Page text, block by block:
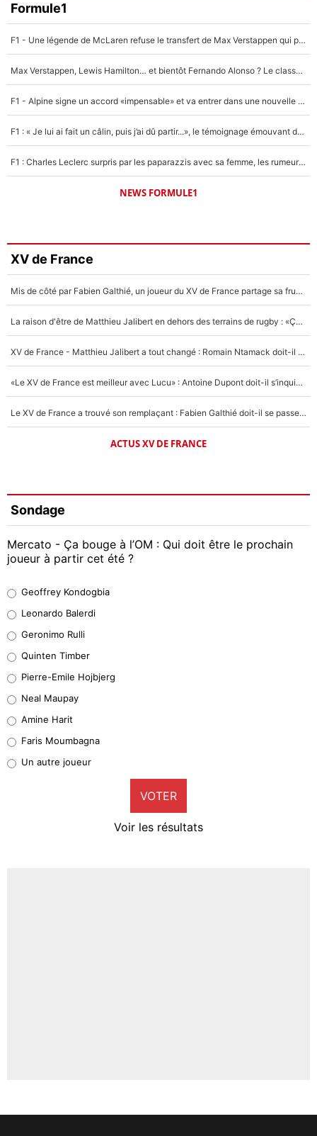
Formule1
F1 - Une légende de McLaren refuse le transfert de Max Verstappen qui pourrait «faire des vagues» et plomber l'ambiance dans l'équipe
Max Verstappen, Lewis Hamilton… et bientôt Fernando Alonso ? Le classement des pilotes les mieux payés en Formule 1 risque de changer !
F1 - Alpine signe un accord «impensable» et va entrer dans une nouvelle dimension : Grande nouvelle pour Pierre Gasly !
F1 : « Je lui ai fait un câlin, puis j’ai dû partir...», le témoignage émouvant de Max Verstappen sur sa fille
F1 : Charles Leclerc surpris par les paparazzis avec sa femme, les rumeurs étaient vraies !
NEWS FORMULE1
XV de France
Mis de côté par Fabien Galthié, un joueur du XV de France partage sa frustration : «ils ne me l’ont pas dit tout de suite»
La raison d'être de Matthieu Jalibert en dehors des terrains de rugby : «Ça m'atteint autant que si tu touches à un membre de ma famille»
XV de France - Matthieu Jalibert a tout changé : Romain Ntamack doit-il s’inquiéter pour sa place à un an de la Coupe du monde ?
«Le XV de France est meilleur avec Lucu» : Antoine Dupont doit-il s’inquiéter pour sa place ?
Le XV de France a trouvé son remplaçant : Fabien Galthié doit-il se passer d'Antoine Dupont ?
ACTUS XV DE FRANCE
Sondage
Mercato - Ça bouge à l’OM : Qui doit être le prochain
joueur à partir cet été ?
38%
32%
5%
1%
9%
Geoffrey Kondogbia
Leonardo Balerdi
Geronimo Rulli
Quinten Timber
Pierre-Emile Hojbjerg
Neal Maupay
Amine Harit
Faris Moumbagna
Un autre joueur
VOTER
Voir les résultats